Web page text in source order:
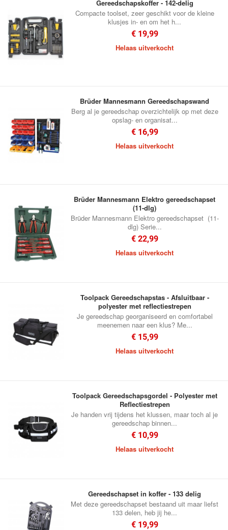
Gereedschapskoffer - 142-delig
Compacte toolset, zeer geschikt voor de kleine
klusjes in- en om het h...
€ 19,99
Helaas uitverkocht
Brüder Mannesmann Gereedschapswand
Berg al je gereedschap overzichtelijk op met deze
opslag- en organisat...
€ 16,99
Helaas uitverkocht
Brüder Mannesmann Elektro gereedschapset
(11-dlg)
Brüder Mannesmann Elektro gereedschapset (11-
dlg) Serie...
€ 22,99
Helaas uitverkocht
Toolpack Gereedschapstas - Afsluitbaar -
polyester met reflectiestrepen
Je gereedschap georganiseerd en comfortabel
meenemen naar een klus? Me...
€ 15,99
Helaas uitverkocht
Toolpack Gereedschapsgordel - Polyester met
Reflectiestrepen
Je handen vrij tijdens het klussen, maar toch al je
gereedschap binnen...
€ 10,99
Helaas uitverkocht
Gereedschapset in koffer - 133 delig
Met deze gereedschapset bestaand uit maar liefst
133 delen, heb jij he...
€ 19,99